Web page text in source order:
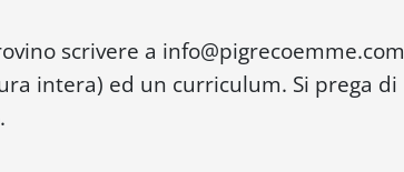
scrivere a info@pigrecoemme.com
intera) ed un curriculum. Si prega di